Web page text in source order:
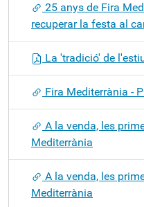
25 anys de Fira
recuperar la festa al
La 'tradició' de
Fira Mediterrània -
A la venda, les
Mediterrània
A la venda, les
Mediterrània